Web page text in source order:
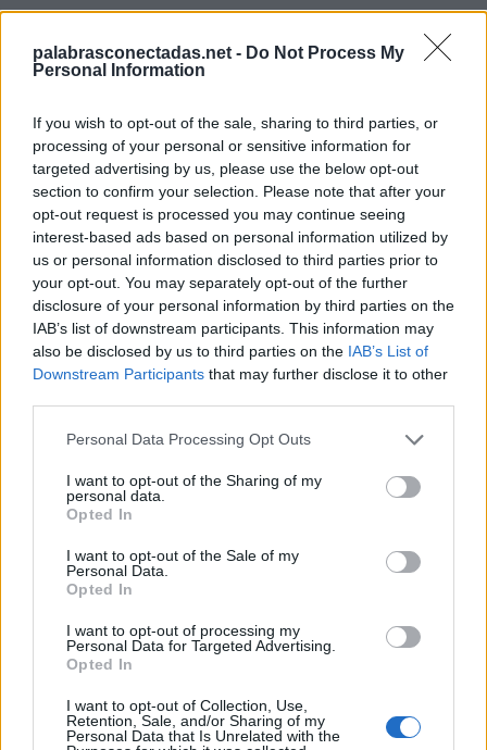
palabrasconectadas.net - Do Not Process My
Personal Information
If you wish to opt-out of the sale, sharing to third parties, or
processing of your personal or sensitive information for
targeted advertising by us, please use the below opt-out
section to confirm your selection. Please note that after your
opt-out request is processed you may continue seeing
interest-based ads based on personal information utilized by
us or personal information disclosed to third parties prior to
your opt-out. You may separately opt-out of the further
disclosure of your personal information by third parties on the
IAB’s list of downstream participants. This information may
also be disclosed by us to third parties on the IAB’s List of
Downstream Participants that may further disclose it to other
Personal Data Processing Opt Outs
I want to opt-out of the Sharing of my
personal data.
Opted In
I want to opt-out of the Sale of my
Personal Data.
Opted In
I want to opt-out of processing my
Personal Data for Targeted Advertising.
Opted In
I want to opt-out of Collection, Use,
Retention, Sale, and/or Sharing of my
Personal Data that Is Unrelated with the
Palabras Conectadas Nivel 26365
respuestas
La respuesta a este rompecabezas es:
A
C
A
C
A
D
Í
A
C
A D
A
C
A Í D
A
Palabras extra:
C
A D Í
BUSCAR MÁS
RESPUESTAS
Palabras Conectadas Respuesta de nivel 26360
Palabras Conectadas Respuesta de nivel 26362
Palabras Conectadas Respuesta de nivel 26363
Palabras Conectadas Respuesta de nivel 26364
Palabras Conectadas Respuesta de nivel 26365